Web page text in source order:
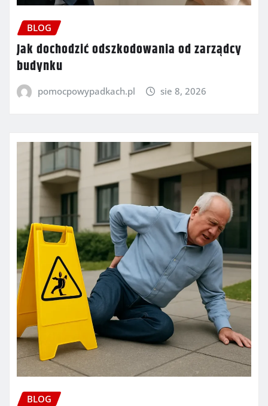
BLOG
Jak dochodzić odszkodowania od zarządcy
budynku
pomocpowypadkach.pl sie 8, 2026
BLOG